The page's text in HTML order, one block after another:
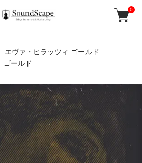
0
エヴァ・ピラッツィ ゴールド
ゴールド